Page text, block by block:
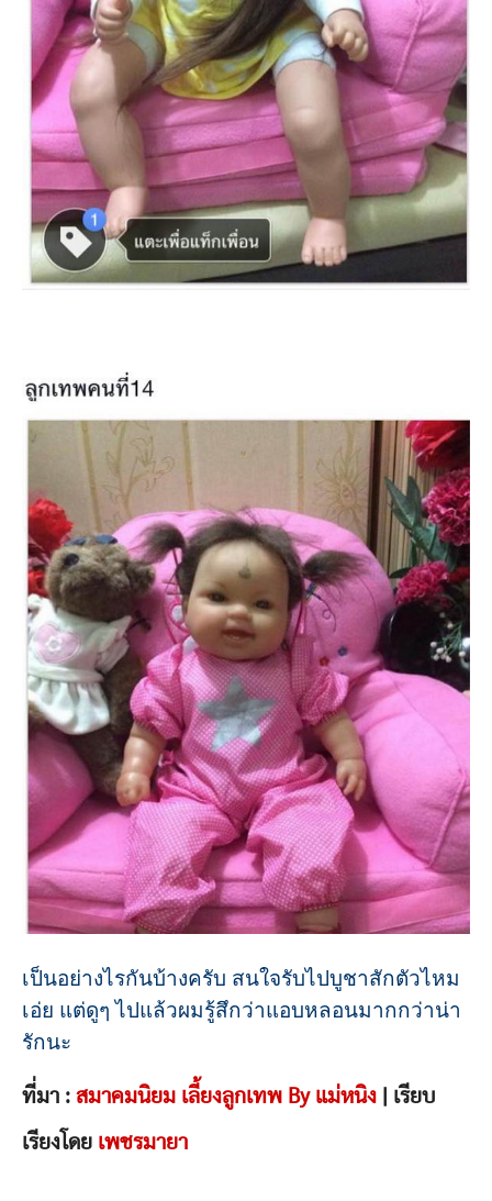
เป็นอย่างไรกันบ้างครับ สนใจรับไปบูชาสักตัวไหม
เอ่ย แต่ดูๆ ไปแล้วผมรู้สึกว่าแอบหลอนมากกว่าน่า
รักนะ
ที่มา : สมาคมนิยม เลี้ยงลูกเทพ By แม่หนิง | เรียบ
เรียงโดย เพชรมายา